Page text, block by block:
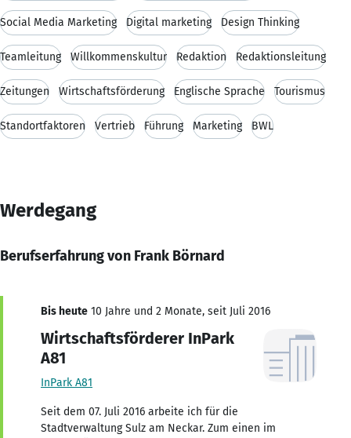
Social Media Marketing Digital marketing Design Thinking
Teamleitung Willkommenskultur Redaktion Redaktionsleitung
Zeitungen Wirtschaftsförderung Englische Sprache Tourismus
Standortfaktoren Vertrieb Führung Marketing BWL
Werdegang
Berufserfahrung von Frank Börnard
Bis heute 10 Jahre und 2 Monate, seit Juli 2016
Wirtschaftsförderer InPark
A81
InPark A81
Seit dem 07. Juli 2016 arbeite ich für die
Stadtverwaltung Sulz am Neckar. Zum einen im